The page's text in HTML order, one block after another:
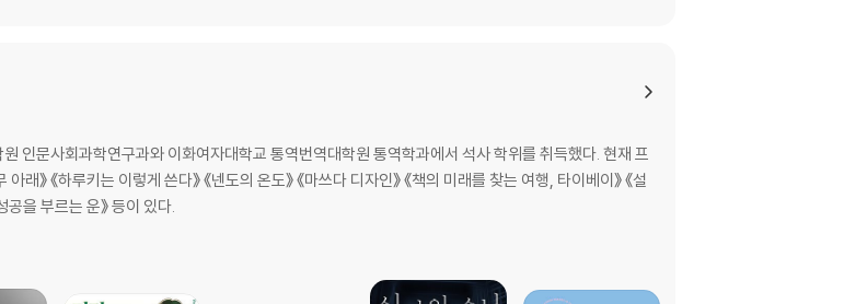
인문사회과학연구과와 이화여자대학교 통역번역대학원 통역학과에서 석사 학위를 취득했다. 현재 프
》 《하루키는 이렇게 쓴다》 《넨도의 온도》 《마쓰다 디자인》 《책의 미래를 찾는 여행, 타이베이》 《설
공을 부르는 운》 등이 있다.